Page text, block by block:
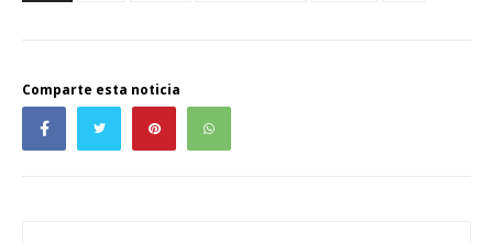
Comparte esta noticia